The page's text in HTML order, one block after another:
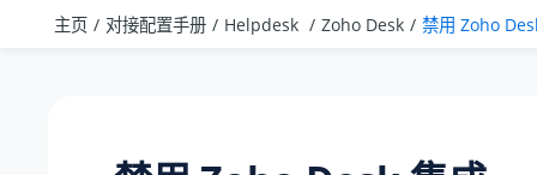
主页 对接配置手册 Helpdesk Zoho Desk 禁用 Zoho